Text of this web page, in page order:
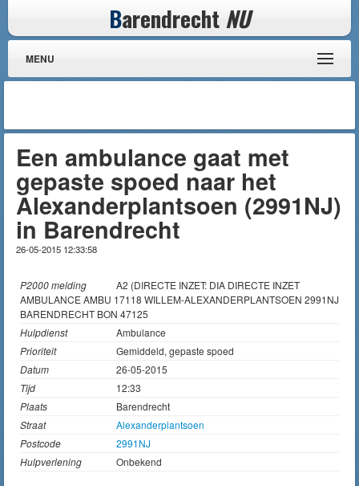
Barendrecht NU
MENU
Een ambulance gaat met
gepaste spoed naar het
Alexanderplantsoen (2991NJ)
in Barendrecht
26-05-2015 12:33:58
P2000 melding
A2 (DIRECTE INZET: DIA DIRECTE INZET
AMBULANCE AMBU 17118 WILLEM-ALEXANDERPLANTSOEN 2991NJ
BARENDRECHT BON 47125
Hulpdienst
Ambulance
Prioriteit
Gemiddeld, gepaste spoed
Datum
26-05-2015
Tijd
12:33
Plaats
Barendrecht
Straat
Alexanderplantsoen
Postcode
2991NJ
Hulpverlening
Onbekend